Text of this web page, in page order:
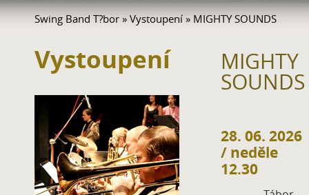
Swing Band T?bor » Vystoupení» MIGHTY SOUNDS
Vystoupení MIGHTY
SOUNDS
28. 06. 2026
/ neděle
12.30